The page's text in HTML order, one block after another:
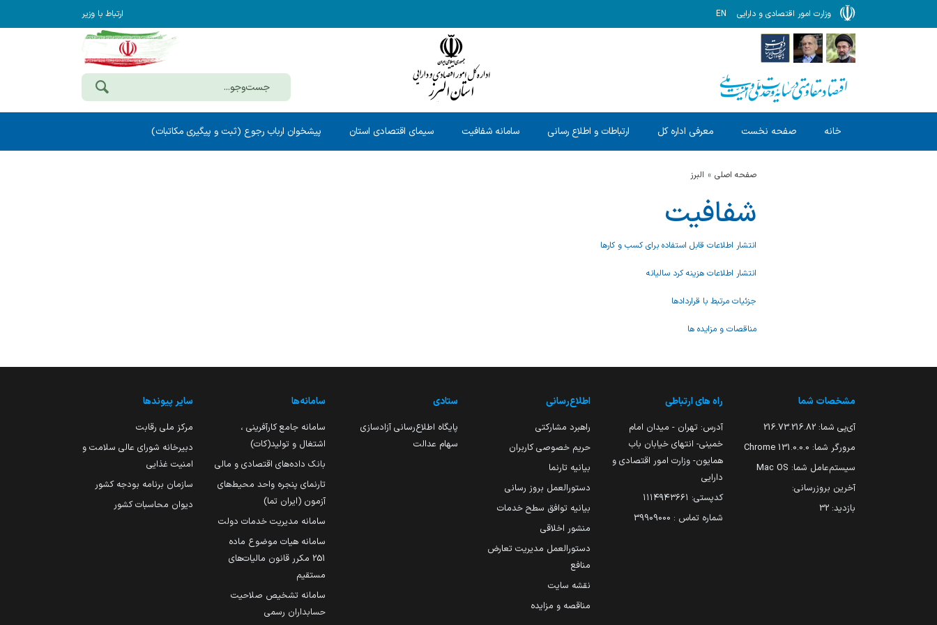
وزارت امور اقتصادی و دارایی EN ارتباط با وزیر
خانه صفحه نخست معرفی اداره کل ارتباطات و اطلاع رسانی سامانه شفافیت سیمای اقتصادی استان پیشخوان ارباب رجوع (ثبت و پیگیری مکاتبات)
صفحه اصلی البرز
شفافیت
انتشار اطلاعات قابل استفاده برای کسب و کارها
انتشار اطلاعات هزینه کرد سالیانه
جزئیات مرتبط با قراردادها
مناقصات و مزایده ها
مشخصات شما
آی‌پی شما: 216.73.216.82
مرورگر شما: 131.0.0.0 Chrome
سیستم‌عامل شما: Mac OS
آخرین بروزرسانی:
بازدید: 32
راه های ارتباطی
آدرس: تهران - میدان امام
خمینی- انتهای خیابان باب
همایون- وزارت امور اقتصادی و
دارایی
کدپستی: ۱۱۱۴۹۴۳۶۶۱
شماره تماس : 39909000
اطلاع‌رسانی
راهبرد مشارکتی
حریم خصوصی کاربران
بیانیه تارنما
دستورالعمل بروز رسانی
بیانیه توافق سطح خدمات
منشور اخلاقی
دستورالعمل مدیریت تعارض
منافع
نقشه سایت
مناقصه و مزایده
ستادی
پایگاه اطلاع‌رسانی آزادسازی
سهام عدالت
سامانه‌ها
سامانه جامع کارآفرینی ،
اشتغال و تولید(کات)
بانک داده‌های اقتصادی و مالی
تارنمای پنجره واحد محیط‌های
آزمون (ایران تما)
سامانه مدیریت خدمات دولت
سامانه هیات موضوع ماده
251 مکرر قانون مالیات‌های
مستقیم
سامانه تشخیص صلاحیت
حسابداران رسمی
سایر پیوندها
مرکز ملی رقابت
دبیرخانه شورای عالی سلامت و
امنیت غذایی
سازمان برنامه بودجه کشور
دیوان محاسبات کشور